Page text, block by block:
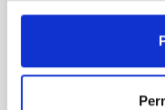
M<SUB>vir</
fraction of the